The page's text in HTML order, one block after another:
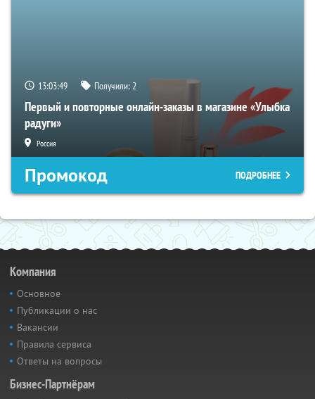
13:03:48 Получили:2
Первый и повторные онлайн-заказы в магазине «Улыбка
радуги»
Россия
Промокод ПОДРОБНЕЕ
Компания
Основное
Публикации о нас
Вакансии
Правила сервиса
Ответы на вопросы
Бизнес-Партнёрам